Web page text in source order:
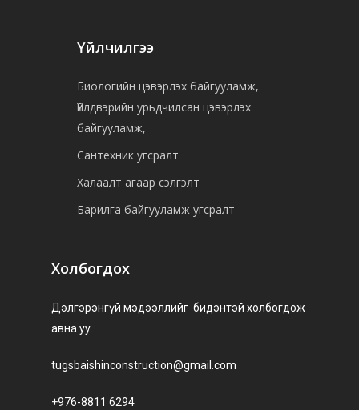
Үйлчилгээ
Биологийн цэвэрлэх байгууламж,
Үйлдвэрийн урьдчилсан цэвэрлэх
байгууламж,
Сантехник угсралт
Халаалт агаар сэлгэлт
Барилга байгууламж угсралт
Холбогдох
Дэлгэрэнгүй мэдээллийг бидэнтэй холбогдож
авна уу.
tugsbaishinconstruction@gmail.com
+976-8811 6294